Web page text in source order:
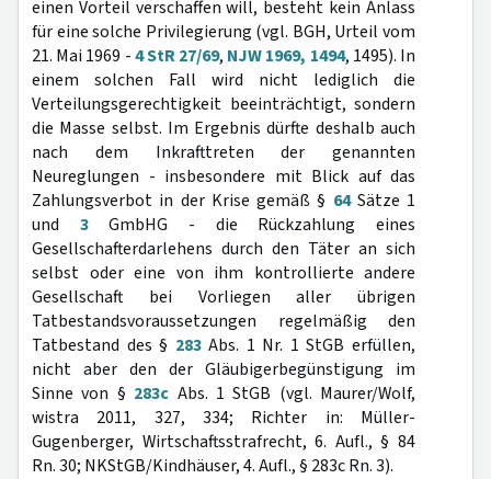
einen Vorteil verschaffen will, besteht kein Anlass
für eine solche Privilegierung (vgl. BGH, Urteil vom
21. Mai 1969 -4 StR 27/69, NJW 1969, 1494, 1495). In
einem solchen Fall wird nicht lediglich die
Verteilungsgerechtigkeit beeinträchtigt, sondern
die Masse selbst. Im Ergebnis dürfte deshalb auch
nach dem Inkrafttreten der genannten
Neureglungen - insbesondere mit Blick auf das
Zahlungsverbot in der Krise gemäß § 64Sätze 1
und 3GmbHG - die Rückzahlung eines
Gesellschafterdarlehens durch den Täter an sich
selbst oder eine von ihm kontrollierte andere
Gesellschaft bei Vorliegen aller übrigen
Tatbestandsvoraussetzungen regelmäßig den
Tatbestand des § 283Abs. 1 Nr. 1 StGB erfüllen,
nicht aber den der Gläubigerbegünstigung im
Sinne von § 283c Abs. 1 StGB (vgl. Maurer/Wolf,
wistra 2011, 327, 334; Richter in: Müller-
Gugenberger, Wirtschaftsstrafrecht, 6. Aufl., § 84
Rn. 30; NKStGB/Kindhäuser, 4. Aufl., § 283c Rn. 3).